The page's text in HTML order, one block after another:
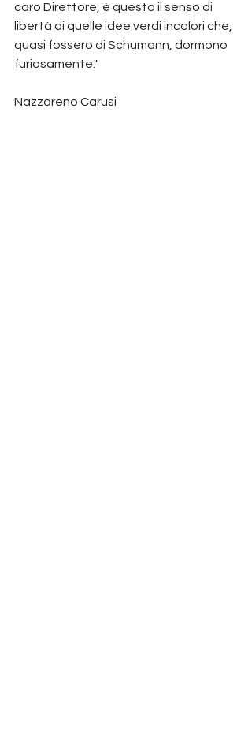
caro Direttore, è questo il senso di
libertà di quelle idee verdi incolori che,
quasi fossero di Schumann, dormono
furiosamente."
Nazzareno Carusi